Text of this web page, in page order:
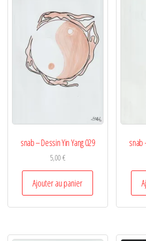
snab – Dessin Yin Yang 029
5,00€
Ajouter au panier
snab